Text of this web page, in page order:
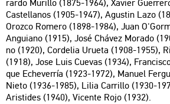
rar­do Mu­ril­lo (1875-1964), Xavi­er
Cas­tel­la­nos (1905-1947), Agus­tin Lazo
Oroz­co Rom­ero (1898-1984), Juan
An­gu­i­a­no (1915), José Chá­vez Mor­a­do
no (1920), Cor­de­lia Uru­e­ta (1908-1955),
(1918), Jose Luis Cu­e­vas (1934),
que Eche­ver­ría (1923-1972), Ma­nu­el
Nieto (1936-1985), Lilia Car­ril­lo (1930-
Arist­ides (1940), Vi­cen­te Rojo (1932).